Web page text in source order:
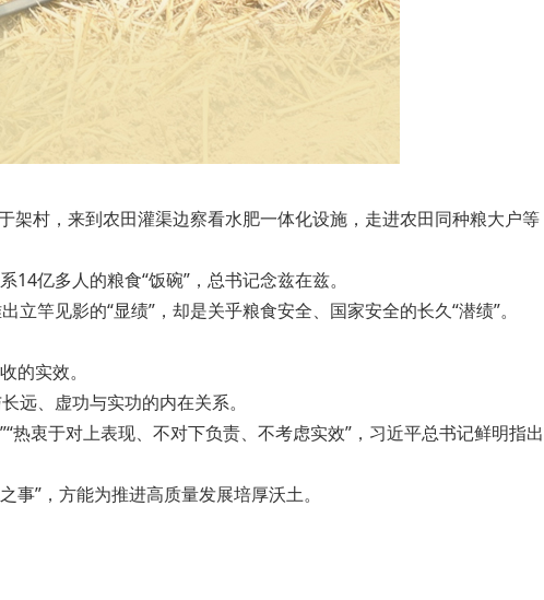
架村，来到农田灌渠边察看水肥一体化设施，走进农田同种粮大户等
亿多人的粮食“饭碗”，总书记念兹在兹。
竿见影的“显绩”，却是关乎粮食安全、国家安全的长久“潜绩”。
的实效。
远、虚功与实功的内在关系。
热衷于对上表现、不对下负责、不考虑实效”，习近平总书记鲜明指出
”，方能为推进高质量发展培厚沃土。